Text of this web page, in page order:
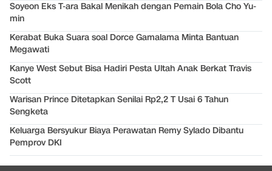
Soyeon Eks T-ara Bakal Menikah dengan Pemain Bola Cho Yu-
min
Kerabat Buka Suara soal Dorce Gamalama Minta Bantuan
Megawati
Kanye West Sebut Bisa Hadiri Pesta Ultah Anak Berkat Travis
Scott
Warisan Prince Ditetapkan Senilai Rp2,2 T Usai 6 Tahun
Sengketa
Keluarga Bersyukur Biaya Perawatan Remy Sylado Dibantu
Pemprov DKI